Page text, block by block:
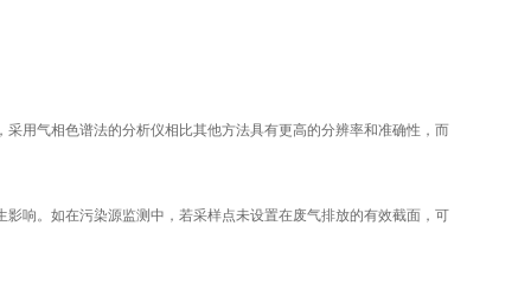
用气相色谱法的分析仪相比其他方法具有更高的分辨率和准确性，而
响。如在污染源监测中，若采样点未设置在废气排放的有效截面，可